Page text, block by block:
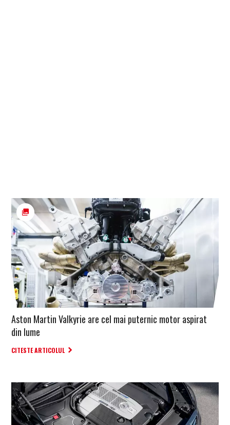
Aston Martin Valkyrie are cel mai puternic motor aspirat
din lume
CITESTE ARTICOLUL